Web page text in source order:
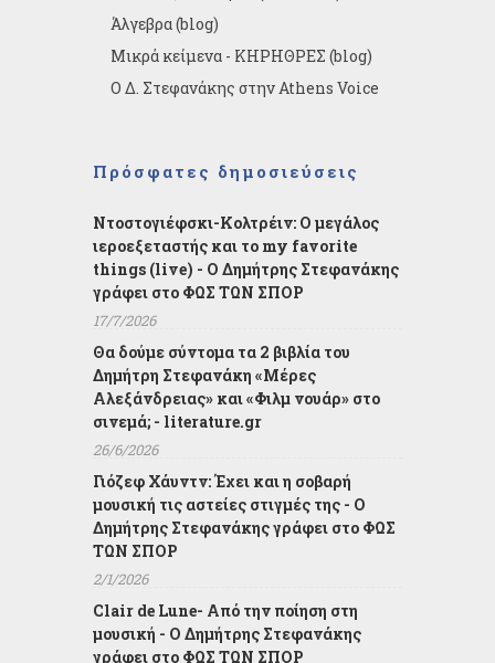
Άλγεβρα (blog)
Μικρά κείμενα - ΚΗΡΗΘΡΕΣ (blog)
Ο Δ. Στεφανάκης στην Athens Voice
Πρόσφατες δημοσιεύσεις
Ντοστογιέφσκι-Κολτρέιν: Ο μεγάλος
ιεροεξεταστής και το my favorite
things (live) - Ο Δημήτρης Στεφανάκης
γράφει στο ΦΩΣ ΤΩΝ ΣΠΟΡ
17/7/2026
Θα δούμε σύντομα τα 2 βιβλία του
Δημήτρη Στεφανάκη «Μέρες
Αλεξάνδρειας» και «Φιλμ νουάρ» στο
σινεμά; - literature.gr
26/6/2026
Γιόζεφ Χάυντν: Έχει και η σοβαρή
μουσική τις αστείες στιγμές της - Ο
Δημήτρης Στεφανάκης γράφει στο ΦΩΣ
ΤΩΝ ΣΠΟΡ
2/1/2026
Clair de Lune- Από την ποίηση στη
μουσική - Ο Δημήτρης Στεφανάκης
γράφει στο ΦΩΣ ΤΩΝ ΣΠΟΡ